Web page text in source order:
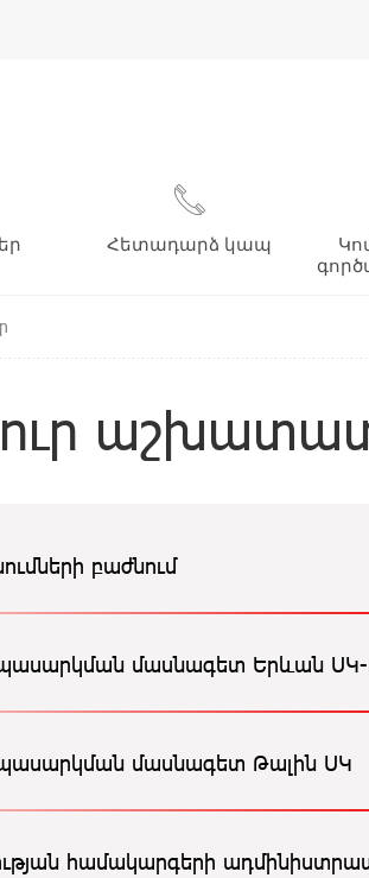
Հետադարձ կապ
բաժնում
մասնագետ Երևան ՍԿ-
մասնագետ Թալին ՍԿ
համակարգերի